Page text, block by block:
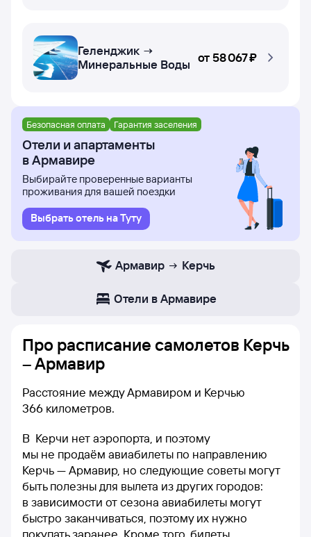
Геленджик →
Минеральные Воды от 58 ⁠067 ⁠₽
Безопасная оплата Гарантия заселения
Отели и апартаменты
в Армавире
Выбирайте проверенные варианты
проживания для вашей поездки
Выбрать отель на Туту
Армавир Керчь
Отели в Армавире
Про расписание самолетов Керчь
– Армавир
Расстояние между Армавиром и Керчью
366 километров.
В Керчи нет аэропорта, и поэтому
мы не продаём авиабилеты по направлению
Керчь — Армавир, но следующие советы могут
быть полезны для вылета из других городов:
в зависимости от сезона авиабилеты могут
быстро заканчиваться, поэтому их нужно
покупать заранее. Кроме того, билеты